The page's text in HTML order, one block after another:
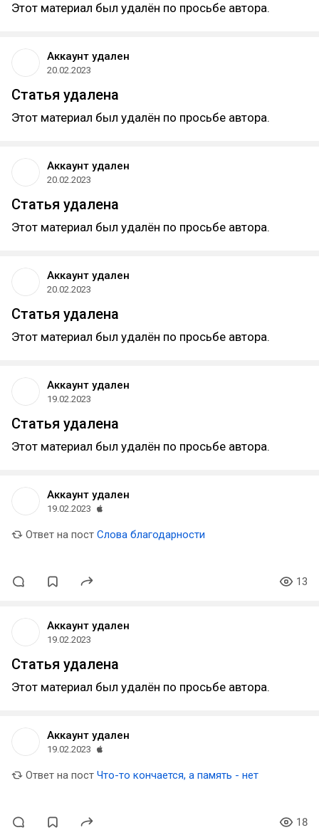
Этот материал был удалён по просьбе автора.
Аккаунт удален
20.02.2023
Статья удалена
Этот материал был удалён по просьбе автора.
Аккаунт удален
20.02.2023
Статья удалена
Этот материал был удалён по просьбе автора.
Аккаунт удален
20.02.2023
Статья удалена
Этот материал был удалён по просьбе автора.
Аккаунт удален
19.02.2023
Статья удалена
Этот материал был удалён по просьбе автора.
Аккаунт удален
19.02.2023
Ответ на пост Слова благодарности
13
Аккаунт удален
19.02.2023
Статья удалена
Этот материал был удалён по просьбе автора.
Аккаунт удален
19.02.2023
Ответ на пост Что-то кончается, а память - нет
18